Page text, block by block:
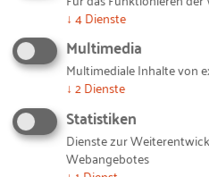
Ihre Daten
ANREDE
↓ 4Dienste
Multimedia
Multimediale Inhalte von
↓ 2Dienste
Statistiken
Dienste zur
Webangebotes